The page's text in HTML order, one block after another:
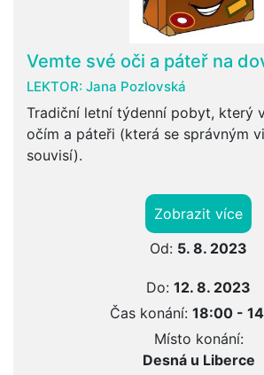
Vemte své oči a páteř na
LEKTOR: Jana Pozlovská
Tradiční letní týdenní pobyt, který
očím a páteři (která se správným
souvisí).
Zobrazit více
Od: 5. 8. 2023
Do: 12. 8. 2023
Čas konání: 18:00 -
Místo konání:
Desná u Liberce